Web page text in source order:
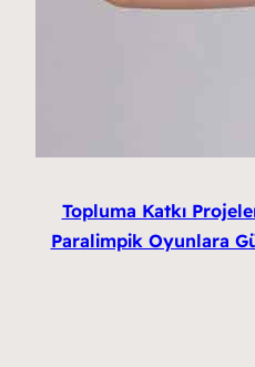
Topluma Katkı
Paralimpik Oyunlara